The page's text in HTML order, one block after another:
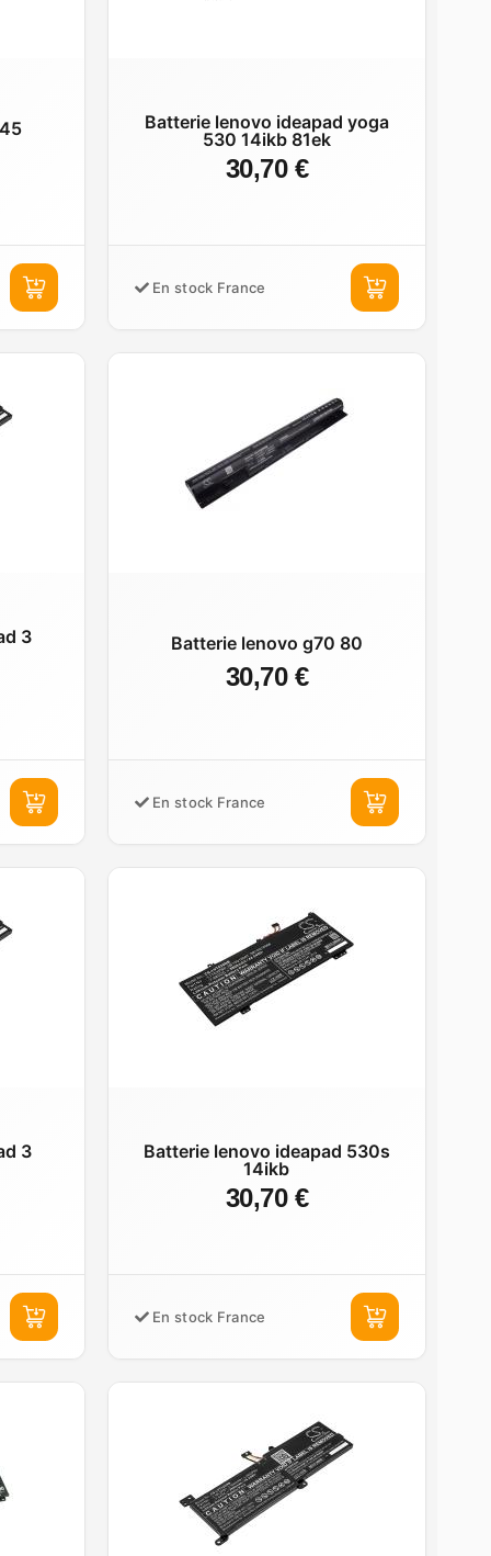
Batterie lenovo ideapad yoga
530 14ikb 81ek
30,70 €
En stock France
3 Batterie lenovo g70 80
30,70 €
En stock France
3
Batterie lenovo ideapad 530s
14ikb
30,70 €
En stock France